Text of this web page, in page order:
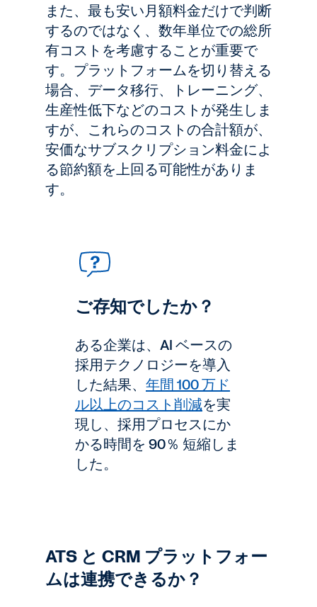
また、最も安い月額料金だけで判断
するのではなく、数年単位での総所
有コストを考慮することが重要で
す。プラットフォームを切り替える
場合、データ移行、トレーニング、
生産性低下などのコストが発生しま
すが、これらのコストの合計額が、
安価なサブスクリプション料金によ
る節約額を上回る可能性がありま
す。
ご存知でしたか？
ある企業は、AI ベースの
採用テクノロジーを導入
した結果、 年間 100 万ド
ル以上のコスト削減を実
現し、採用プロセスにか
かる時間を 90％ 短縮しま
した。
ATS と CRM プラットフォー
ムは連携できるか？